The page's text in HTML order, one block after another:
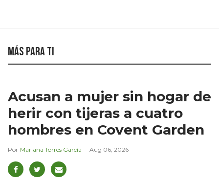
Más para ti
Acusan a mujer sin hogar de
herir con tijeras a cuatro
hombres en Covent Garden
Mariana Torres García Aug 06, 2026